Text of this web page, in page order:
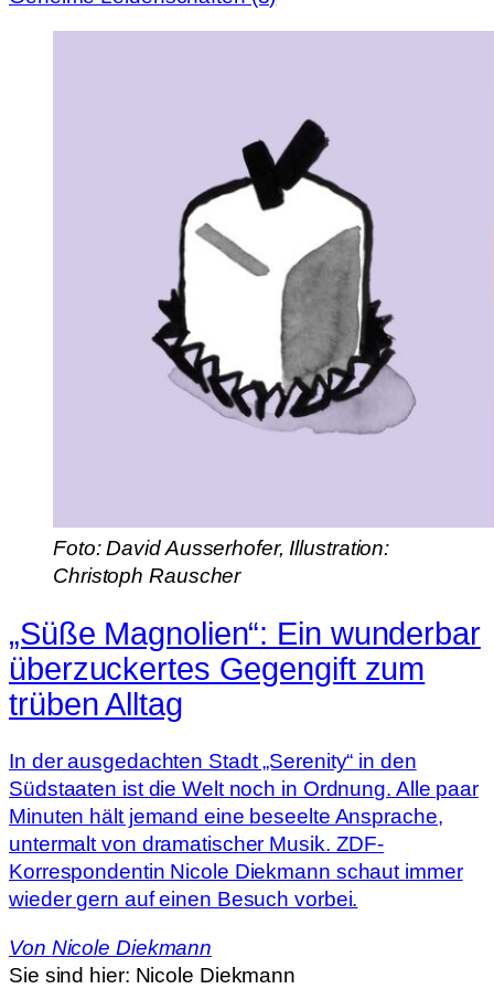
Foto: David Ausserhofer, Illustration:
Christoph Rauscher
„Süße Magnolien“: Ein wunderbar
überzuckertes Gegengift zum
trüben Alltag
In der ausgedachten Stadt „Serenity“ in den
Südstaaten ist die Welt noch in Ordnung. Alle paar
Minuten hält jemand eine beseelte Ansprache,
untermalt von dramatischer Musik. ZDF-
Korrespondentin Nicole Diekmann schaut immer
wieder gern auf einen Besuch vorbei.
Von Nicole Diekmann
Sie sind hier: Nicole Diekmann